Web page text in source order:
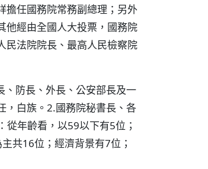
擔任國務院常務副總理；另外
他經由全國人大投票，國務院
民法院院長、最高人民檢察院
防長、外長、公安部長及一
，白族。2.國務院秘書長、各
年齡看，以59以下有5位；
共16位；經濟背景有7位；